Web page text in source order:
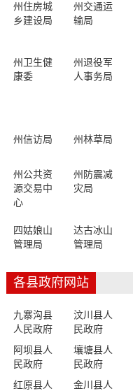
州住房城
乡建设局
州交通运
输局
州卫生健
康委
州退役军
人事务局
州信访局
州林草局
州公共资
源交易中
心
州防震减
灾局
四姑娘山
管理局
达古冰山
管理局
各县政府网站
九寨沟县
人民政府
汶川县人
民政府
阿坝县人
民政府
壤塘县人
民政府
红原县人
金川县人